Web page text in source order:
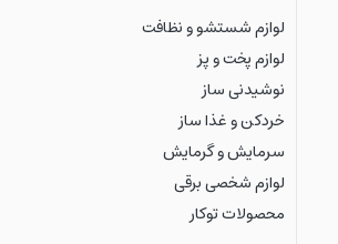
لوازم شستشو و نظافت
لوازم پخت و پز
نوشیدنی ساز
خردکن و غذا ساز
سرمایش و گرمایش
لوازم شخصی برقی
محصولات توکار